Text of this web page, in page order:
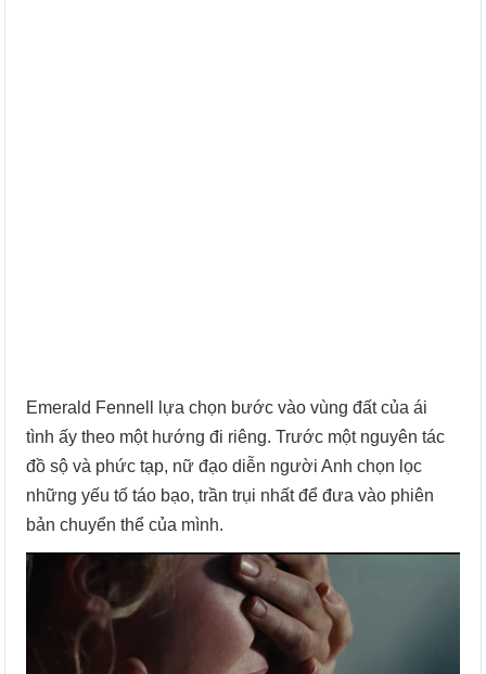
Emerald Fennell lựa chọn bước vào vùng đất của ái
tình ấy theo một hướng đi riêng. Trước một nguyên tác
đồ sộ và phức tạp, nữ đạo diễn người Anh chọn lọc
những yếu tố táo bạo, trần trụi nhất để đưa vào phiên
bản chuyển thể của mình.